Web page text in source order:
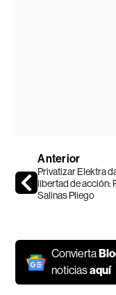
Anterior
Privatizar Elektra
libertad de acción:
Salinas Pliego
Convierta
noticiasaquí